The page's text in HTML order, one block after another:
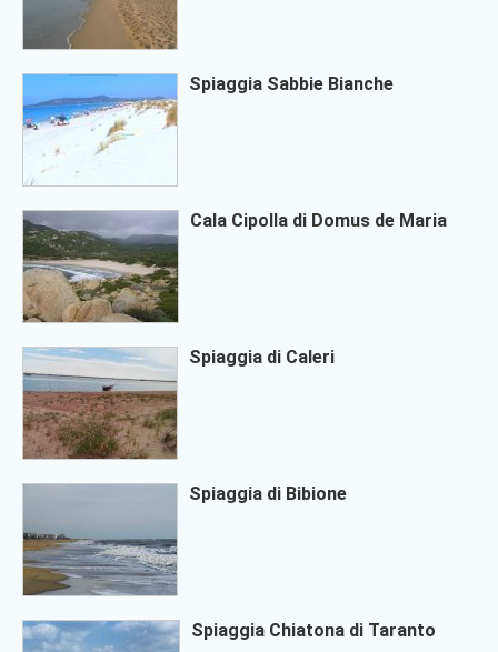
Spiaggia Sabbie Bianche
Cala Cipolla di Domus de Maria
Spiaggia di Caleri
Spiaggia di Bibione
Spiaggia Chiatona di Taranto